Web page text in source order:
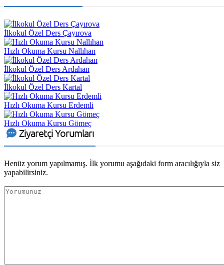
İlkokul Özel Ders Çayırova
Hızlı Okuma Kursu Nallıhan
İlkokul Özel Ders Ardahan
İlkokul Özel Ders Kartal
Hızlı Okuma Kursu Erdemli
Hızlı Okuma Kursu Gömeç
Ziyaretçi Yorumları
Henüz yorum yapılmamış. İlk yorumu aşağıdaki form aracılığıyla siz
yapabilirsiniz.